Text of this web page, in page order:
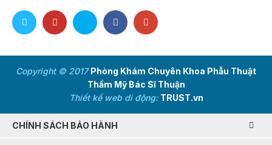
Copyright © 2017Phòng Khám Chuyên Khoa Phẫu Thuật
Thẩm Mỹ Bác Sĩ Thuận
Thiết kế web di động: TRUST.vn
CHÍNH SÁCH BẢO HÀNH